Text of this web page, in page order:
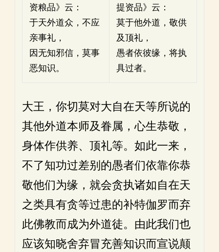
资粮品》云：
于天外道众，不应
亲事礼，
因无知邪信，莫事
恶知识。
提资品》云：
莫于他外道，敬供
及顶礼，
愚者依彼缘，将执
具过者。
大王，你切莫对大自在天等所说的
其他外道本师及眷属，心生恭敬，
身体作供养、顶礼等。如此一来，
不了知功过差别的愚者们依靠你恭
敬他们为缘，就会贪执诸如自在天
之类具有贪等过患的补特伽罗而弃
此佛教而成为外道徒。由此我们也
应该知晓舍弃冒充善知识而宣说颠